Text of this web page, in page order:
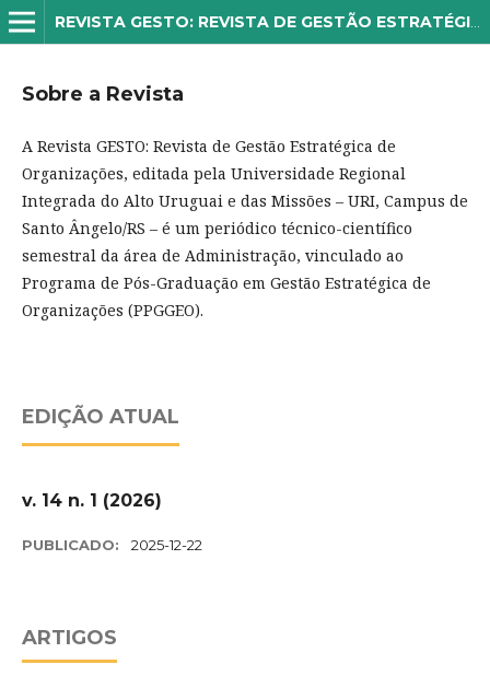
Sobre a Revista
A Revista GESTO: Revista de Gestão Estratégica de
Organizações, editada pela Universidade Regional
Integrada do Alto Uruguai e das Missões – URI, Campus de
Santo Ângelo/RS – é um periódico técnico-científico
semestral da área de Administração, vinculado ao
Programa de Pós-Graduação em Gestão Estratégica de
Organizações (PPGGEO).
EDIÇÃO ATUAL
v. 14 n. 1 (2026)
PUBLICADO: 2025-12-22
ARTIGOS